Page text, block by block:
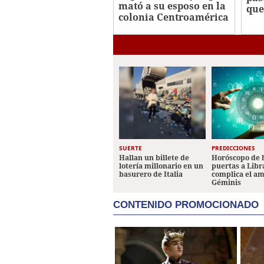
mató a su esposo en la
colonia Centroamérica
SUERTE
Hallan un billete de
lotería millonario en un
basurero de Italia
PREDICCIONES
Horóscopo de
puertas a
complica el
Géminis
CONTENIDO PROMOCIONADO